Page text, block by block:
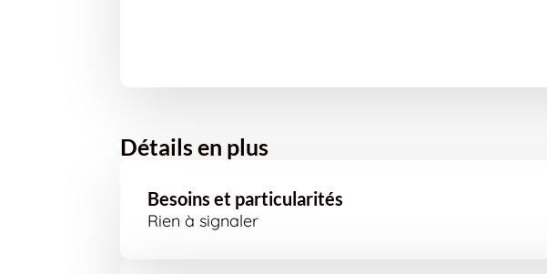
Détails en plus
Besoins et particularités
Rien à signaler